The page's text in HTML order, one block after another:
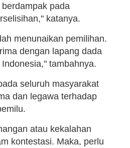
pada
katanya.
menunaikan pemilihan.
dengan lapang dada
tambahnya.
seluruh masyarakat
dan legawa terhadap
atau kekalahan
kontestasi. Maka, perlu